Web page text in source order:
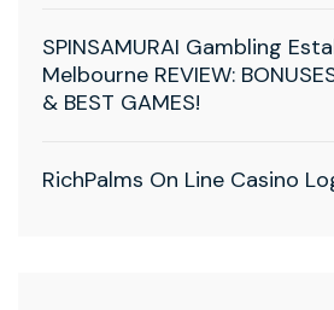
SPINSAMURAI Gambling
Melbourne REVIEW:
& BEST GAMES!
RichPalms On Line Casino